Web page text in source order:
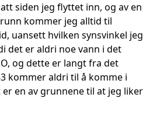
siden jeg flyttet inn, og av en
kommer jeg alltid til
uansett hvilken synsvinkel jeg
det er aldri noe vann i det
og dette er langt fra det
kommer aldri til å komme i
en av grunnene til at jeg liker